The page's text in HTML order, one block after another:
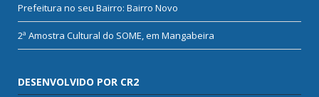
Prefeitura no seu Bairro: Bairro Novo
2ª Amostra Cultural do SOME, em Mangabeira
DESENVOLVIDO POR CR2